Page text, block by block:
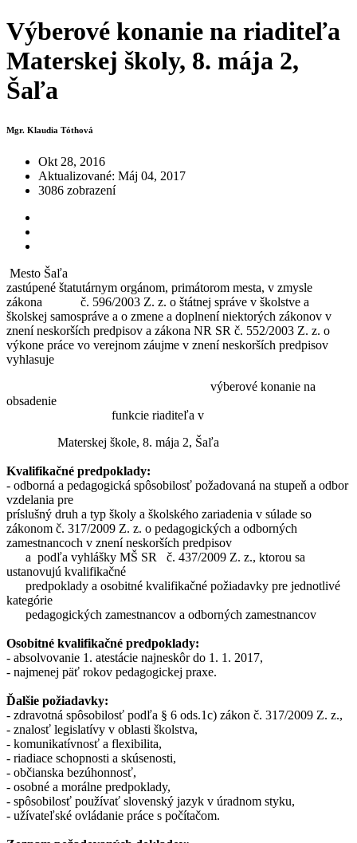
Výberové konanie na riaditeľa
Materskej školy, 8. mája 2,
Šaľa
Mgr. Klaudia Tóthová
Okt 28, 2016
Aktualizované: Máj 04, 2017
3086 zobrazení
Mesto Šaľa
zastúpené štatutárnym orgánom, primátorom mesta, v zmysle
zákona č. 596/2003 Z. z. o štátnej správe v školstve a
školskej samospráve a o zmene a doplnení niektorých zákonov v
znení neskorších predpisov a zákona NR SR č. 552/2003 Z. z. o
výkone práce vo verejnom záujme v znení neskorších predpisov
vyhlasuje
výberové konanie na
obsadenie
funkcie riaditeľa v
Materskej škole, 8. mája 2, Šaľa
Kvalifikačné predpoklady:
- odborná a pedagogická spôsobilosť požadovaná na stupeň a odbor
vzdelania pre
príslušný druh a typ školy a školského zariadenia v súlade so
zákonom č. 317/2009 Z. z. o pedagogických a odborných
zamestnancoch v znení neskorších predpisov
a podľa vyhlášky MŠ SR č. 437/2009 Z. z., ktorou sa
ustanovujú kvalifikačné
predpoklady a osobitné kvalifikačné požiadavky pre jednotlivé
kategórie
pedagogických zamestnancov a odborných zamestnancov
Osobitné kvalifikačné predpoklady:
- absolvovanie 1. atestácie najneskôr do 1. 1. 2017,
- najmenej päť rokov pedagogickej praxe.
Ďalšie požiadavky:
- zdravotná spôsobilosť podľa § 6 ods.1c) zákon č. 317/2009 Z. z.,
- znalosť legislatívy v oblasti školstva,
- komunikatívnosť a flexibilita,
- riadiace schopnosti a skúsenosti,
- občianska bezúhonnosť,
- osobné a morálne predpoklady,
- spôsobilosť používať slovenský jazyk v úradnom styku,
- užívateľské ovládanie práce s počítačom.